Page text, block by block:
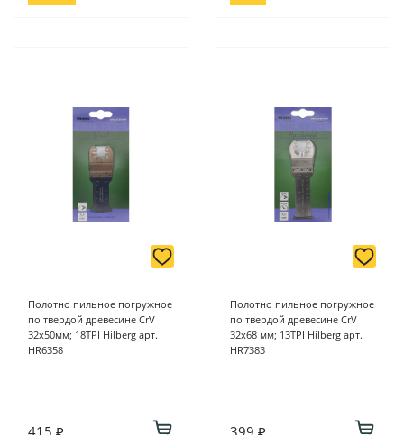
Полотно пильное погружное
по твердой древесине CrV
32x50мм; 18TPI Hilberg арт.
HR6358
Полотно пильное погружное
по твердой древесине CrV
32x68 мм; 13TPI Hilberg арт.
HR7383